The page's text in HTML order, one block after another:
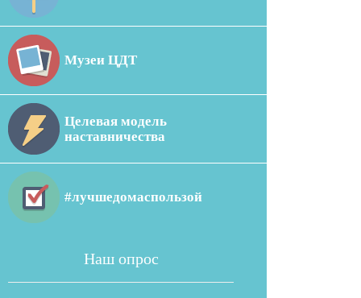
Музеи ЦДТ
Целевая модель
наставничества
#лучшедомаспользой
Наш опрос